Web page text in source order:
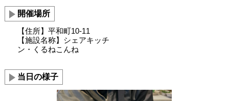
開催場所
【住所】平和町10-11
【施設名称】シェアキッチ
ン・くるねこんね
当日の様子